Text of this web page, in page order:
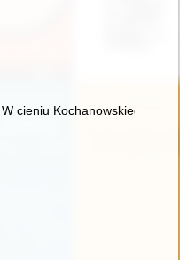
Dąbrowskiego
W cieniu Kochanowskiego